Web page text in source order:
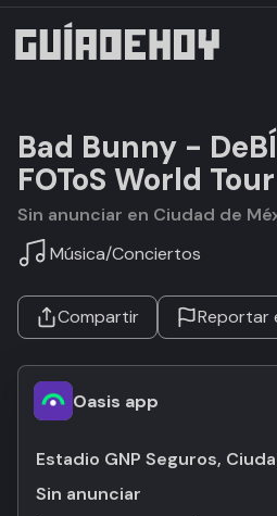
Bad Bunny -
FOToS World Tour
Sin anunciar en Ciudad de
Música/Conciertos
Compartir Reportar
Oasis app
Estadio GNP Seguros,
Sin anunciar